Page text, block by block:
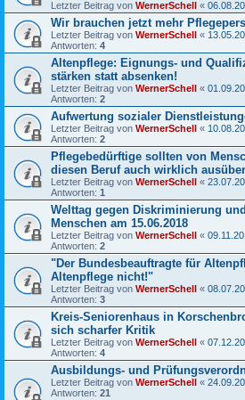
Letzter Beitrag von WernerSchell «
Wir brauchen jetzt mehr
Letzter Beitrag von WernerSchell «
Antworten: 4
Altenpflege: Eignungs- und
stärken statt absenken!
Letzter Beitrag von WernerSchell «
Antworten: 2
Aufwertung sozialer
Letzter Beitrag von WernerSchell «
Antworten: 2
Pflegebedürftige sollten von
diesen Beruf auch wirklich
Letzter Beitrag von WernerSchell «
Antworten: 1
Welttag gegen Diskriminierung
Menschen am 15.06.2018
Letzter Beitrag von WernerSchell «
Antworten: 2
"Der Bundesbeauftragte für
Altenpflege nicht!"
Letzter Beitrag von WernerSchell «
Antworten: 3
Kreis-Seniorenhaus in
sich scharfer Kritik
Letzter Beitrag von WernerSchell «
Antworten: 4
Ausbildungs- und
Letzter Beitrag von WernerSchell «
Antworten: 21